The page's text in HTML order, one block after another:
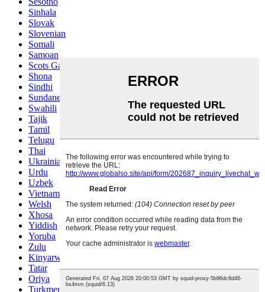
Sinhala
Slovak
Slovenian
Somali
Samoan
Scots Gaelic
Shona
Sindhi
Sundanese
Swahili
Tajik
Tamil
Telugu
Thai
Ukrainian
Urdu
Uzbek
Vietnamese
Welsh
Xhosa
Yiddish
Yoruba
Zulu
Kinyarwanda
Tatar
Oriya
Turkmen